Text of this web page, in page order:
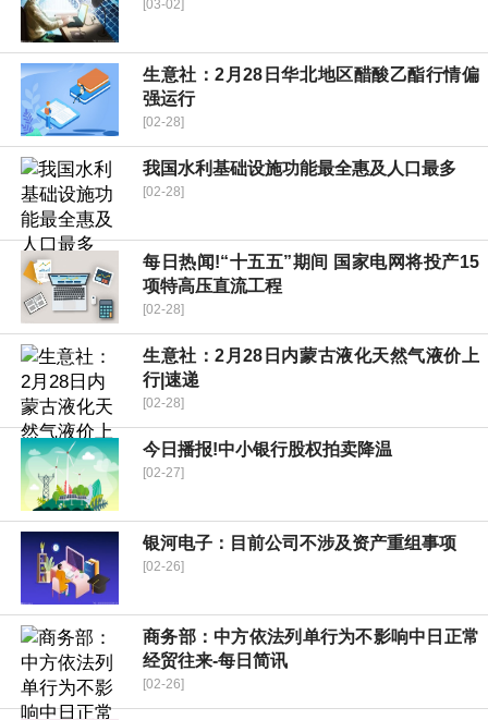
[03-02]
生意社：2月28日华北地区醋酸乙酯行情偏
强运行
[02-28]
我国水利基础设施功能最全惠及人口最多
[02-28]
每日热闻!“十五五”期间 国家电网将投产15
项特高压直流工程
[02-28]
生意社：2月28日内蒙古液化天然气液价上
行|速递
[02-28]
今日播报!中小银行股权拍卖降温
[02-27]
银河电子：目前公司不涉及资产重组事项
[02-26]
商务部：中方依法列单行为不影响中日正常
经贸往来-每日简讯
[02-26]